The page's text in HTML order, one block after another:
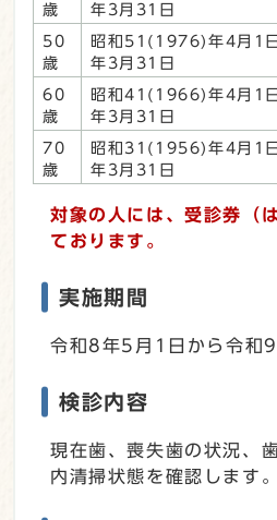
歳
年3月31日
50
歳
昭和51(1976)年4月1
年3月31日
60
歳
昭和41(1966)年4月1
年3月31日
70
歳
昭和31(1956)年4月1
年3月31日
対象の人には、受診券（
ております。
実施期間
令和8年5月1日から令和
検診内容
現在歯、喪失歯の状況、
内清掃状態を確認します。